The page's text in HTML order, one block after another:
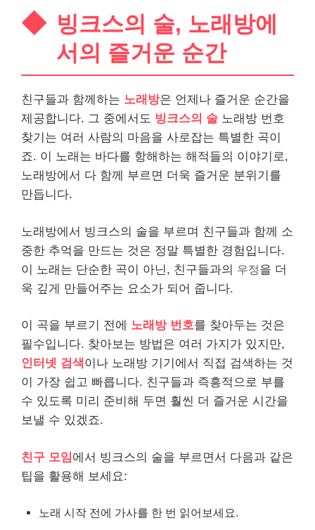
빙크스의 술, 노래방에
서의 즐거운 순간
친구들과 함께하는 노래방은 언제나 즐거운 순간을
제공합니다. 그 중에서도 빙크스의 술 노래방 번호
찾기는 여러 사람의 마음을 사로잡는 특별한 곡이
죠. 이 노래는 바다를 항해하는 해적들의 이야기로,
노래방에서 다 함께 부르면 더욱 즐거운 분위기를
만듭니다.
노래방에서 빙크스의 술을 부르며 친구들과 함께 소
중한 추억을 만드는 것은 정말 특별한 경험입니다.
이 노래는 단순한 곡이 아닌, 친구들과의 우정을 더
욱 깊게 만들어주는 요소가 되어 줍니다.
이 곡을 부르기 전에 노래방 번호를 찾아두는 것은
필수입니다. 찾아보는 방법은 여러 가지가 있지만,
인터넷 검색이나 노래방 기기에서 직접 검색하는 것
이 가장 쉽고 빠릅니다. 친구들과 즉흥적으로 부를
수 있도록 미리 준비해 두면 훨씬 더 즐거운 시간을
보낼 수 있겠죠.
친구 모임에서 빙크스의 술을 부르면서 다음과 같은
팁을 활용해 보세요:
노래 시작 전에 가사를 한 번 읽어보세요.